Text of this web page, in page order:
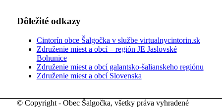
Dôležité odkazy
Cintorín obce Šalgočka v službe virtualnycintorin.sk
Združenie miest a obcí – región JE Jaslovské
Bohunice
Združenie miest a obcí galantsko-šalianskeho regiónu
Združenie miest a obcí Slovenska
© Copyright - Obec Šalgočka, všetky práva vyhradené